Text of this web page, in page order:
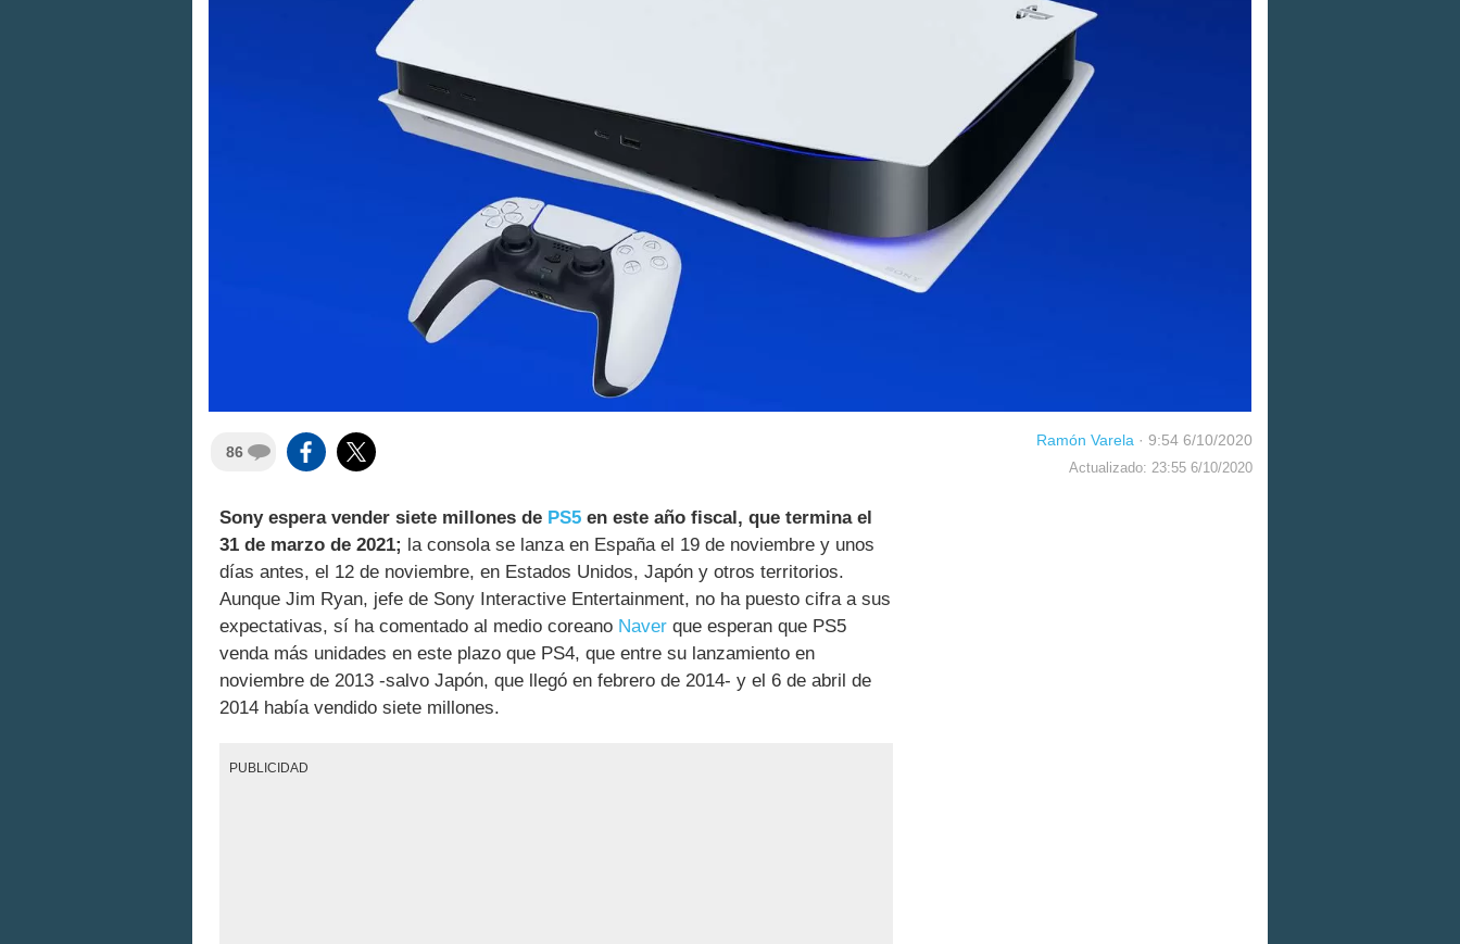
86
Ramón Varela · 9:54 6/10/2020
Actualizado: 23:55 6/10/2020
Sony espera vender siete millones de PS5 en este año fiscal, que termina el
31 de marzo de 2021; la consola se lanza en España el 19 de noviembre y unos
días antes, el 12 de noviembre, en Estados Unidos, Japón y otros territorios.
Aunque Jim Ryan, jefe de Sony Interactive Entertainment, no ha puesto cifra a sus
expectativas, sí ha comentado al medio coreano Naver que esperan que PS5
venda más unidades en este plazo que PS4, que entre su lanzamiento en
noviembre de 2013 -salvo Japón, que llegó en febrero de 2014- y el 6 de abril de
2014 había vendido siete millones.
PUBLICIDAD